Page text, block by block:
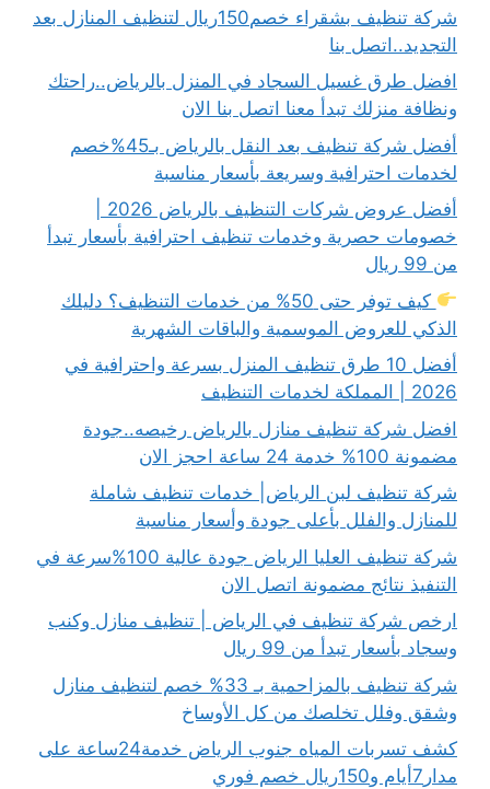
شركة تنظيف بشقراء خصم150ريال لتنظيف المنازل بعد
التجديد..اتصل بنا
افضل طرق غسيل السجاد في المنزل بالرياض..راحتك
ونظافة منزلك تبدأ معنا اتصل بنا الان
أفضل شركة تنظيف بعد النقل بالرياض بـ45%خصم
لخدمات احترافية وسريعة بأسعار مناسبة
خصومات حصرية وخدمات تنظيف احترافية بأسعار تبدأ
من 99 ريال
كيف توفر حتى 50% من خدمات التنظيف؟ دليلك
الذكي للعروض الموسمية والباقات الشهرية
أفضل 10 طرق تنظيف المنزل بسرعة واحترافية في
2026 | المملكة لخدمات التنظيف
افضل شركة تنظيف منازل بالرياض رخيصه..جودة
مضمونة 100% خدمة 24 ساعة احجز الان
شركة تنظيف لبن الرياض| خدمات تنظيف شاملة
للمنازل والفلل بأعلى جودة وأسعار مناسبة
شركة تنظيف العليا الرياض جودة عالية 100%سرعة في
التنفيذ نتائج مضمونة اتصل الان
ارخص شركة تنظيف في الرياض | تنظيف منازل وكنب
وسجاد بأسعار تبدأ من 99 ريال
شركة تنظيف بالمزاحمية بـ 33% خصم لتنظيف منازل
وشقق وفلل تخلصك من كل الأوساخ
كشف تسربات المياه جنوب الرياض خدمة24ساعة على
مدار7أيام و150ريال خصم فوري